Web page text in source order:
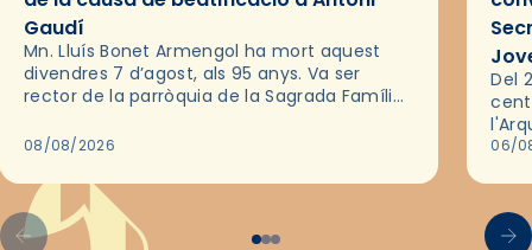
Gaudí
Mn. Lluís Bonet Armengol ha mort aquest
divendres 7 d’agost, als 95 anys. Va ser
rector de la parròquia de la Sagrada Família
2018,…
08/08/2026
Del
les
06/